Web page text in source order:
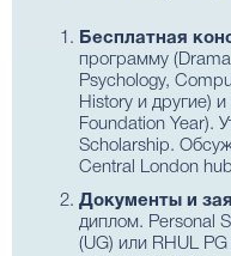
Бесплатная
программу
Psychology,
History и другие)
Foundation Year).
Scholarship.
Central London
Документы и
диплом. Personal
(UG) или RHUL